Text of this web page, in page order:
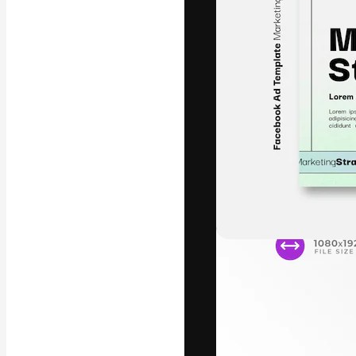
La plataforma
trabajo. Más
entre
estudios.
Español